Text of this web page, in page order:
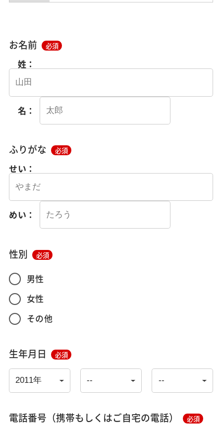
お名前 必須
姓：
名：
ふりがな 必須
せい：
めい：
性別 必須
男性
女性
その他
生年月日 必須
電話番号（携帯もしくはご自宅の電話） 必須